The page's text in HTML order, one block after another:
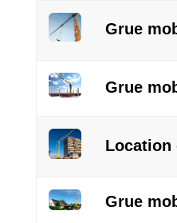
Grue
Grue
Location
Grue